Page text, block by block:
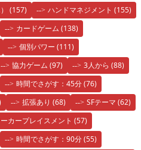
(157) ハンドマネジメント (155)
カードゲーム (138)
個別パワー (111)
協力ゲーム (97) 3人から (88)
時間でさがす：45分(76)
拡張あり (68) SFテーマ (62)
カープレイスメント (57)
時間でさがす：90分(55)